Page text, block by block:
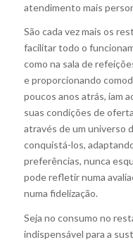
atendimento mais
São cada vez mais os
facilitar todo o
como na sala de
e proporcionando
poucos anos atrás, iam
suas condições de
através de um universo
conquistá-los,
preferências, nunca
pode refletir numa
numa fidelização.
Seja no consumo no
indispensável para a